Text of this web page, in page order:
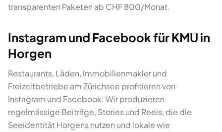
transparenten Paketen ab CHF 800/Monat.
Instagram und Facebook für KMU in
Horgen
Restaurants, Läden, Immobilienmakler und
Freizeitbetriebe am Zürichsee profitieren von
Instagram und Facebook. Wir produzieren
regelmässige Beiträge, Stories und Reels, die die
Seeidentität Horgens nutzen und lokale wie